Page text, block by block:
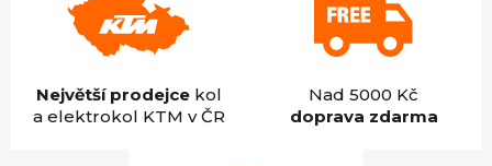
Největší prodejcekol
a elektrokol KTM v ČR
Nad 5000 Kč
doprava zdarma